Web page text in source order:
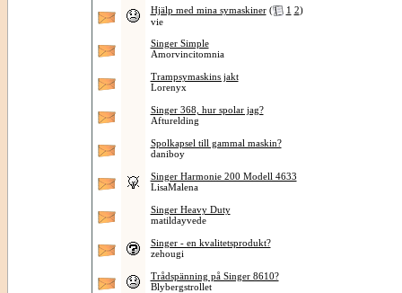
Hjälp med mina symaskiner ( 1 2)
vie
Singer Simple
Amorvincitomnia
Trampsymaskins jakt
Lorenyx
Singer 368, hur spolar jag?
Afturelding
Spolkapsel till gammal maskin?
daniboy
Singer Harmonie 200 Modell 4633
LisaMalena
Singer Heavy Duty
matildayvede
Singer - en kvalitetsprodukt?
zehougi
Trådspänning på Singer 8610?
Blybergstrollet